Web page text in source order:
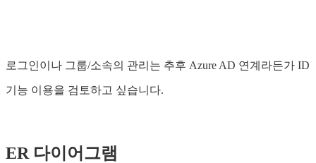
로그인이나 그룹/소속의 관리는 추후 Azure AD 연계라든가 ID
기능 이용을 검토하고 싶습니다.
ER 다이어그램